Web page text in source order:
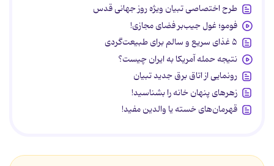
طرح اختصاصی تبیان ویژه روز جهانی قدس
فومو؛ غول جیب‌بر فضای مجازی!
۵ غذای سریع و سالم برای طبیعت‌گردی
نتیجه حمله آمریکا به ایران چیست؟
رونمایی از اتاق برق جدید تبیان
زهرهای پنهان خانه را بشناسید!
قهرمان‌های خسته یا والدین مفید!